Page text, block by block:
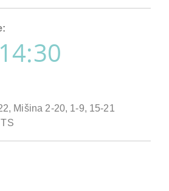
Mišina 2-20, 1-9, 15-21